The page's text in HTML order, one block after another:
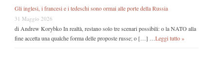
Gli inglesi, i francesi e i tedeschi sono ormai alle porte della Russia
31 Maggio 2026
di Andrew Korybko In realtà, restano solo tre scenari possibili: o la NATO alla
fine accetta una qualche forma delle proposte russe; o […] … Leggi tutto »